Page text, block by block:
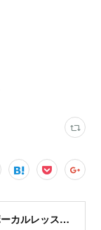
山口県山口市の音楽教室 ボーカルレッスン | ローズ芸術アカデミー